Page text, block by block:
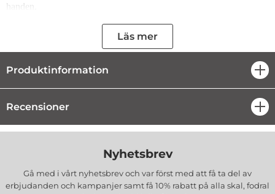
handen.
Högkvalitativa Material för Maximal Säkerhet
Tillverkat av slitstarkt och hållbart material, garanterar detta skal
optimalt skydd mot stötar och repor. Det flexibla termoplastiska
DKNY mobilskal är designat med precision för att passa din iPhone
15 Plus perfekt. Skalet ger full tillgång till alla knappar och portar,
Läs mer
Produktinformation
Recensioner
Nyhetsbrev
Gå med i vårt nyhetsbrev och var först med att få ta del av
erbjudanden och kampanjer samt få 10% rabatt på alla skal, fodral